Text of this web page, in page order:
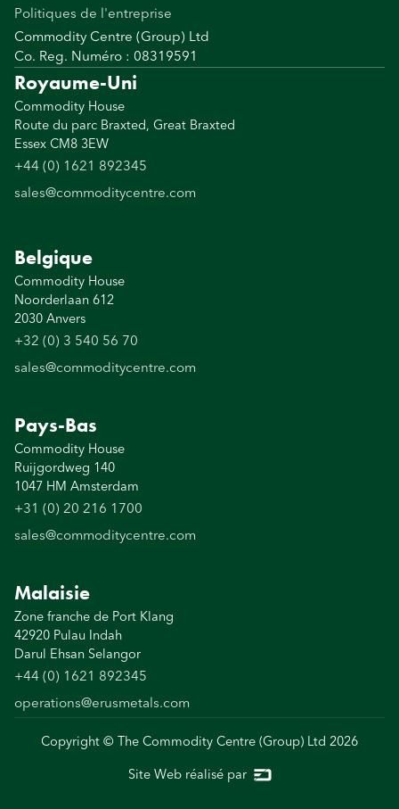
Politiques de l'entreprise
Commodity Centre (Group) Ltd
Co. Reg. Numéro : 08319591
Royaume-Uni
Commodity House
Route du parc Braxted, Great Braxted
Essex CM8 3EW
+44 (0) 1621 892345
sales@commoditycentre.com
Belgique
Commodity House
Noorderlaan 612
2030 Anvers
+32 (0) 3 540 56 70
sales@commoditycentre.com
Pays-Bas
Commodity House
Ruijgordweg 140
1047 HM Amsterdam
+31 (0) 20 216 1700
sales@commoditycentre.com
Malaisie
Zone franche de Port Klang
42920 Pulau Indah
Darul Ehsan Selangor
+44 (0) 1621 892345
operations@erusmetals.com
Copyright © The Commodity Centre (Group) Ltd 2026
Site Web réalisé par